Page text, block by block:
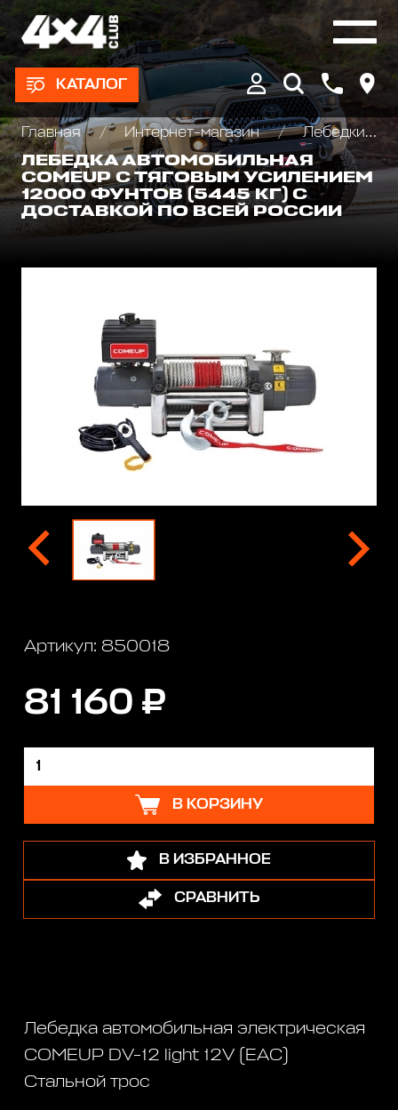
КАТАЛОГ
Главная Интернет-магазин
Лебедки автомобильные, для квадроциклов и эвакуаторов
ЛЕБЕДКА АВТОМОБИЛЬНАЯ
COMEUP С ТЯГОВЫМ УСИЛЕНИЕМ
12000 ФУНТОВ (5445 КГ) С
ДОСТАВКОЙ ПО ВСЕЙ РОССИИ
Артикул: 850018
81 160 ₽
В КОРЗИНУ
В ИЗБРАННОЕ
СРАВНИТЬ
Лебедка автомобильная электрическая
COMEUP DV-12 light 12V (EAC)
Стальной трос